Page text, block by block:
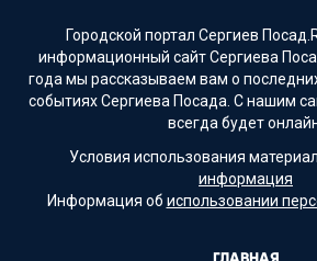
Городской портал Сергиев
информационный сайт Сергиева
года мы рассказываем вам о
событиях Сергиева Посада. С нашим
всегда будет
Условия использования
информация
Информация об использовании